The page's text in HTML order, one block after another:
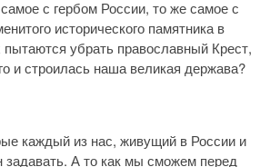
с гербом России, то же самое с
исторического памятника в
пытаются убрать православный Крест,
и строилась наша великая держава?
каждый из нас, живущий в России и
А то как мы сможем перед